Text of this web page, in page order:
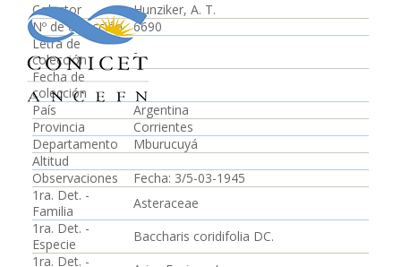
Colector
Hunziker, A. T.
Nº de colección
6690
Letra de
colección
-
Fecha de
colección
País
Argentina
Provincia
Corrientes
Departamento
Mburucuyá
Altitud
Observaciones
Fecha: 3/5-03-1945
1ra. Det. -
Familia
Asteraceae
1ra. Det. -
Especie
Baccharis coridifolia DC.
1ra. Det. -